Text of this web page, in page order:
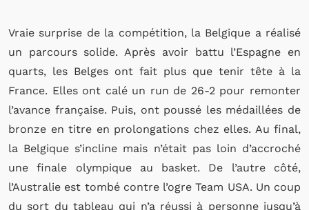
Vraie surprise de la compétition, la Belgique a réalisé
un parcours solide. Après avoir battu l’Espagne en
quarts, les Belges ont fait plus que tenir tête à la
France. Elles ont calé un run de 26-2 pour remonter
l’avance française. Puis, ont poussé les médaillées de
bronze en titre en prolongations chez elles. Au final,
la Belgique s’incline mais n’était pas loin d’accroché
une finale olympique au basket. De l’autre côté,
l’Australie est tombé contre l’ogre Team USA. Un coup
du sort du tableau qui n’a réussi à personne jusqu’à